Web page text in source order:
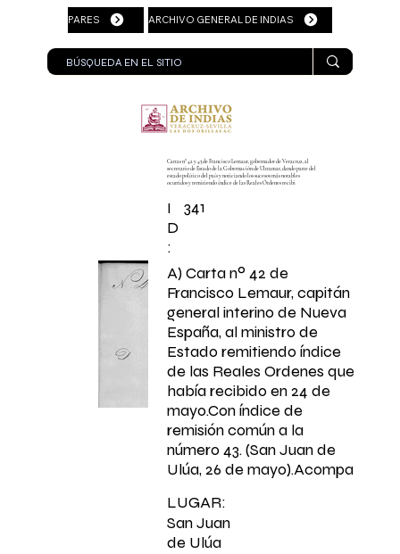
PARES ARCHIVO GENERAL DE INDIAS
Cartas nº 42 y 43 de Francisco Lemaur, gobernador de Veracruz, al
secretario de Estado de la Gobernación de Ultramar, dando parte del
estado político del país y noticiando los sucesos más notables
ocurridos y remitiendo índice de las Reales Órdenes recibi
I
D
:
341
A) Carta nº 42 de
Francisco Lemaur, capitán
general interino de Nueva
España, al ministro de
Estado remitiendo índice
de las Reales Ordenes que
había recibido en 24 de
mayo.Con índice de
remisión común a la
número 43. (San Juan de
Ulúa, 26 de mayo).Acompa
LUGAR:
San Juan
de Ulúa